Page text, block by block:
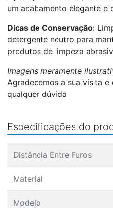
um acabamento elegante e
Dicas de Conservação:
detergente neutro para
produtos de limpeza
Imagens meramente
Agradecemos a sua visita
qualquer dúvida
Especificações do
Distância Entre Furos
Material
Modelo